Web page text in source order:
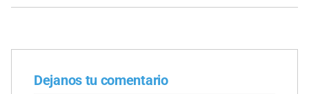
Dejanos tu comentario